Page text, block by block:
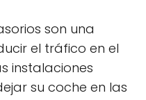
son una
el tráfico en el
instalaciones
su coche en las